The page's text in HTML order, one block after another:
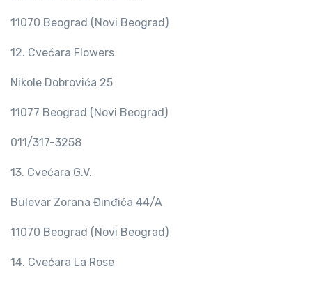
11070 Beograd (Novi Beograd)
12. Cvećara Flowers
Nikole Dobrovića 25
11077 Beograd (Novi Beograd)
011/317-3258
13. Cvećara G.V.
Bulevar Zorana Đinđića 44/A
11070 Beograd (Novi Beograd)
14. Cvećara La Rose